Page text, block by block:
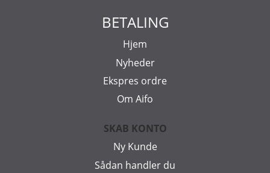
BETALING
Hjem
Nyheder
Ekspres ordre
Om Aifo
SKAB KONTO
Ny Kunde
Sådan handler du